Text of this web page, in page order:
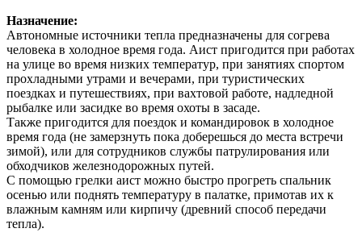
Назначение:
Автономные источники тепла предназначены для согрева
человека в холодное время года. Аист пригодится при работах
на улице во время низких температур, при занятиях спортом
прохладными утрами и вечерами, при туристических
поездках и путешествиях, при вахтовой работе, надледной
рыбалке или засидке во время охоты в засаде.
Также пригодится для поездок и командировок в холодное
время года (не замерзнуть пока доберешься до места встречи
зимой), или для сотрудников службы патрулирования или
обходчиков железнодорожных путей.
С помощью грелки аист можно быстро прогреть спальник
осенью или поднять температуру в палатке, примотав их к
влажным камням или кирпичу (древний способ передачи
тепла).